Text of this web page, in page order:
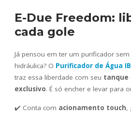
E-Due Freedom:
cada gole
Já pensou em ter um purificador
hidráulica? O Purificador de Água
traz essa liberdade com seu tanque
exclusivo. É só encher e levar para
✔️ Conta com acionamento touch,